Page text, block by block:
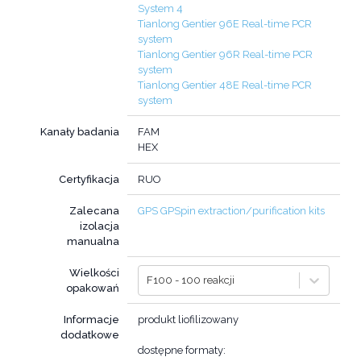
System 4
Tianlong Gentier 96E Real-time PCR
system
Tianlong Gentier 96R Real-time PCR
system
Tianlong Gentier 48E Real-time PCR
system
Kanały badania
FAM
HEX
Certyfikacja RUO
Zalecana
izolacja
manualna
GPS GPSpin extraction/purification kits
Wielkości
opakowań
F100 - 100 reakcji
Informacje
dodatkowe
produkt liofilizowany
dostępne formaty: